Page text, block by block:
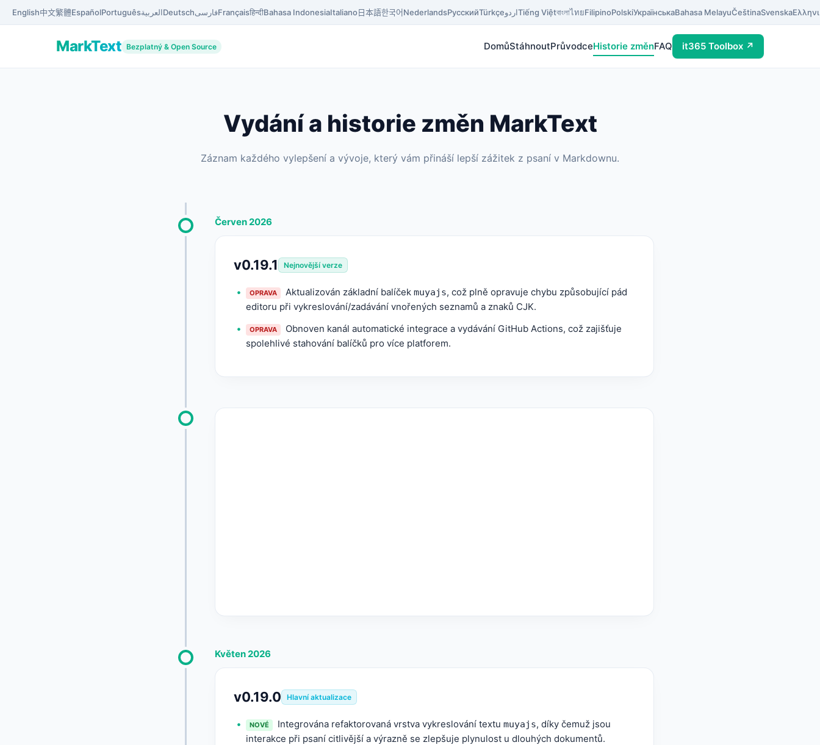
English中文繁體EspañolPortuguêsالعربيةDeutschفارسیFrançaisहिन्दीBahasa IndonesiaItaliano日本語한국어NederlandsРусскийTürkçeاردوTiếng ViệtবাংলাไทยFilipinoPolskiУкраїнськаBahasa MelayuČeštinaSvenska
MarkText Bezplatný & Open Source DomůStáhnoutPrůvodceHistorie změnFAQ it365 Toolbox ↗
Vydání a historie změn MarkText
Záznam každého vylepšení a vývoje, který vám přináší lepší zážitek z psaní v Markdownu.
Červen 2026
v0.19.1 Nejnovější verze
OPRAVA Aktualizován základní balíček muyajs, což plně opravuje chybu způsobující pád
editoru při vykreslování/zadávání vnořených seznamů a znaků CJK.
OPRAVA
Obnoven kanál automatické integrace a vydávání GitHub Actions, což zajišťuje
spolehlivé stahování balíčků pro více platforem.
Květen 2026
v0.19.0 Hlavní aktualizace
NOVÉ Integrována refaktorovaná vrstva vykreslování textu muyajs, díky čemuž jsou
interakce při psaní citlivější a výrazně se zlepšuje plynulost u dlouhých dokumentů.